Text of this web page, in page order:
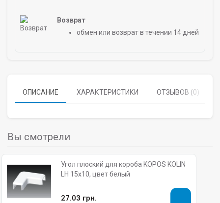
Возврат
обмен или возврат в течении 14 дней
ОПИСАНИЕ ХАРАКТЕРИСТИКИ ОТЗЫВОВ (0)
Вы смотрели
Угол плоский для короба KOPOS KOLIN
LH 15х10, цвет белый
27.03 грн.